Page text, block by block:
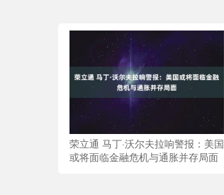
荣立通 马丁·沃尔夫拉响警报：美国
或将面临金融危机与通胀并存局面